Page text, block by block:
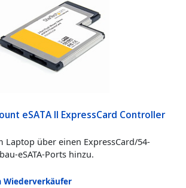
eSATA II ExpressCard Controller
Laptop über einen ExpressCard/54-
eSATA-Ports hinzu.
Wiederverkäufer